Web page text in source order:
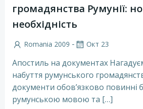
громадянства Румунії:
необхідність
Romania 2009 - Окт 23
Апостиль на документах
набуття румунського
документи обов’язково повинні
румунською мовою та […]